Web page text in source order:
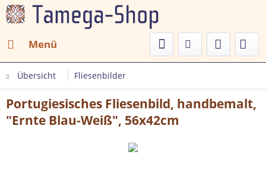
Menü
Übersicht Fliesenbilder
Portugiesisches Fliesenbild, handbemalt,
"Ernte Blau-Weiß", 56x42cm